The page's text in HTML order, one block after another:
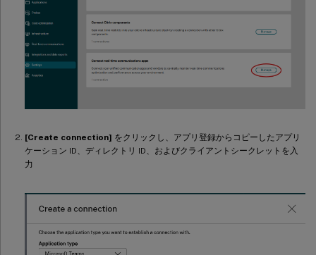
[Create connection] をクリックし、アプリ登録からコピーしたアプリ
ケーション ID、ディレクトリ ID、およびクライアントシークレットを入
力